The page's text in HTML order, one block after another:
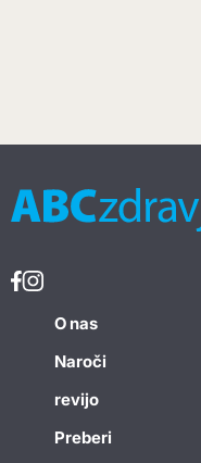
O nas
Naroči
revijo
Preberi